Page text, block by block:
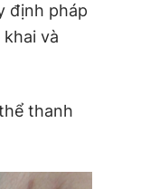
định pháp
và
thanh